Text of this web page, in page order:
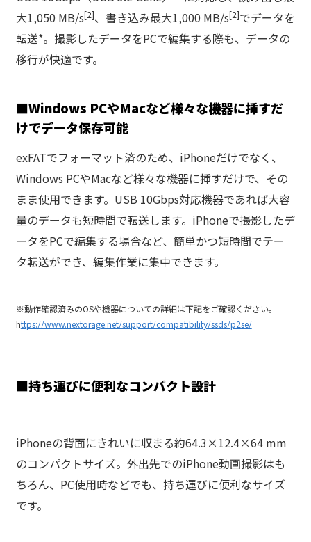
大1,050 MB/s[2]、書き込み最大1,000 MB/s[2]でデータを
転送*。撮影したデータをPCで編集する際も、データの
移行が快適です。
■Windows PCやMacなど様々な機器に挿すだ
けでデータ保存可能
exFATでフォーマット済のため、iPhoneだけでなく、
Windows PCやMacなど様々な機器に挿すだけで、その
まま使用できます。USB 10Gbps対応機器であれば大容
量のデータも短時間で転送します。iPhoneで撮影したデ
ータをPCで編集する場合など、簡単かつ短時間でテー
タ転送ができ、編集作業に集中できます。
※動作確認済みのOSや機器についての詳細は下記をご確認ください。
https://www.nextorage.net/support/compatibility/ssds/p2se/
■持ち運びに便利なコンパクト設計
iPhoneの背面にきれいに収まる約64.3×12.4×64 mm
のコンパクトサイズ。外出先でのiPhone動画撮影はも
ちろん、PC使用時などでも、持ち運びに便利なサイズ
です。